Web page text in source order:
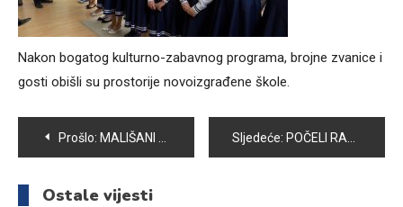
Nakon bogatog kulturno-zabavnog programa, brojne zvanice i
gosti obišli su prostorije novoizgrađene škole.
Navigacija
članaka
Prošlo: MALIŠANI VRTIĆA „TREŠNJICA“ DONIRALI ODJEĆU OU „TEMPO“ Sljedeće: POČELI RADOVI NA IZGRADNJI JAVNE RASVJETE
Ostale vijesti